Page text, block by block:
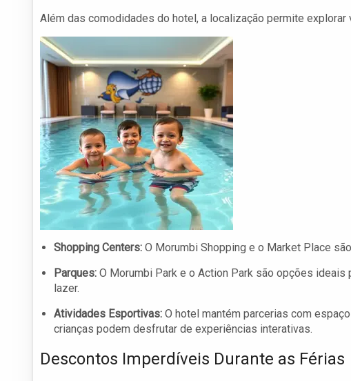
Além das comodidades do hotel, a localização permite explorar
Shopping Centers: O Morumbi Shopping e o Market Place
Parques: O Morumbi Park e o Action Park são opções
lazer.
Atividades Esportivas: O hotel mantém parcerias com
crianças podem desfrutar de experiências interativas.
Descontos Imperdíveis Durante as Férias